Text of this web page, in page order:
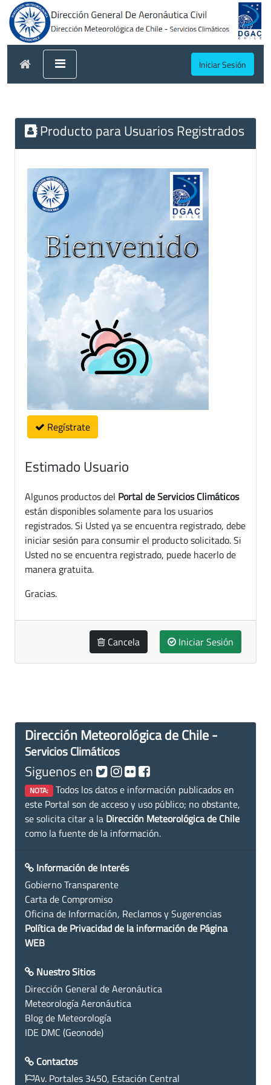
Iniciar Sesión
Producto para Usuarios Registrados
Regístrate
Estimado Usuario
Algunos productos del Portal de Servicios Climáticos
están disponibles solamente para los usuarios
registrados. Si Usted ya se encuentra registrado, debe
iniciar sesión para consumir el producto solicitado. Si
Usted no se encuentra registrado, puede hacerlo de
manera gratuita.
Gracias.
Cancela Iniciar Sesión
Dirección Meteorológica de Chile -
Servicios Climáticos
Siguenos en
NOTA: Todos los datos e información publicados en
este Portal son de acceso y uso público; no obstante,
se solicita citar a la Dirección Meteorológica de Chile
como la fuente de la información.
Información de Interés
Gobierno Transparente
Carta de Compromiso
Oficina de Información, Reclamos y Sugerencias
Política de Privacidad de la información de Página
WEB
Nuestro Sitios
Dirección General de Aeronáutica
Meteorología Aeronáutica
Blog de Meteorología
IDE DMC (Geonode)
Contactos
Av. Portales 3450, Estación Central